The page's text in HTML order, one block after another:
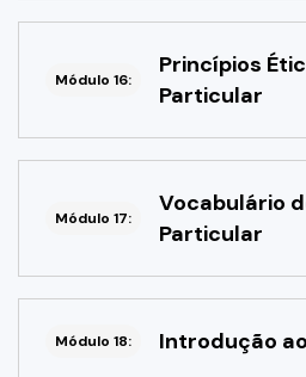
Módulo 16:
Princípios
Particular
Módulo 17:
Vocabulário
Particular
Módulo 18: Introdução